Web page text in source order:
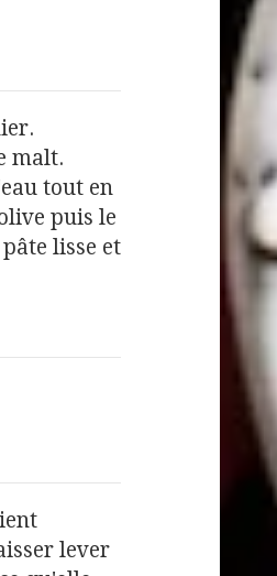
malt.
tout en
puis le
lisse et
lever